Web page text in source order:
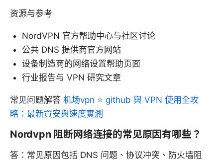
资源与参考
NordVPN 官方帮助中心与社区讨论
公共 DNS 提供商官方网站
设备制造商的网络设置帮助页面
行业报告与 VPN 研究文章
常见问题解答 机场vpn ⭐ github 與 VPN 使用全攻
略：最新資安與速度實測
Nordvpn 阻断网络连接的常见原因有哪些？
答：常见原因包括 DNS 问题、协议冲突、防火墙阻